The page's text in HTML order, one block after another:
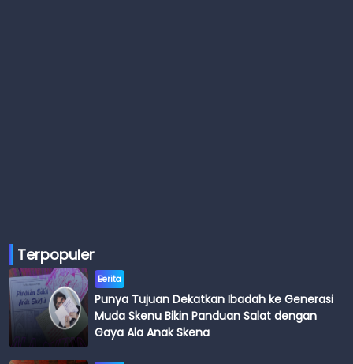
Terpopuler
Berita
Punya Tujuan Dekatkan Ibadah ke Generasi
Muda Skenu Bikin Panduan Salat dengan
Gaya Ala Anak Skena